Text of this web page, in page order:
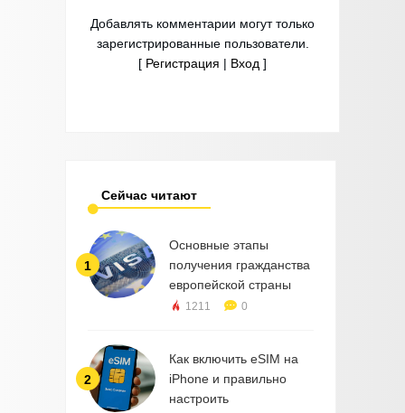
Добавлять комментарии могут только
зарегистрированные пользователи.
[ Регистрация | Вход ]
Сейчас читают
1
Основные этапы
получения гражданства
европейской страны
1211 0
2
Как включить eSIM на
iPhone и правильно
настроить